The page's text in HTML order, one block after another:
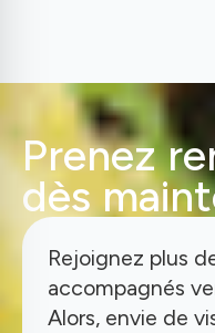
Prenez
dès
Rejoignez plus
accompagnés
Alors, envie de